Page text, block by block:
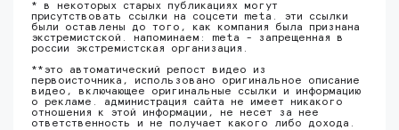
* в некоторых старых публикациях могут
присутствовать ссылки на соцсети meta. эти ссылки
были оставлены до того, как компания была признана
экстремистской. напоминаем: meta - запрещенная в
россии экстремистская организация.
**это автоматический репост видео из
первоисточника, использовано оригинальное описание
видео, включающее оригинальные ссылки и информацию
о рекламе. администрация сайта не имеет никакого
отношения к этой информации, не несет за нее
ответственность и не получает какого либо дохода.